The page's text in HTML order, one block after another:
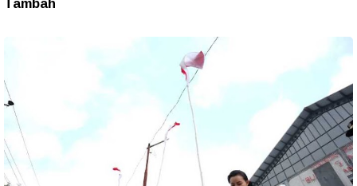
Tambah